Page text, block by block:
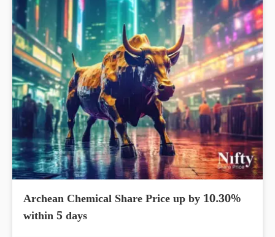
Archean Chemical Share Price up by 10.30%
within 5 days